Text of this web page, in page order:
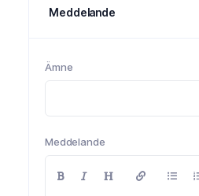
Meddelande
Ämne
Meddelande